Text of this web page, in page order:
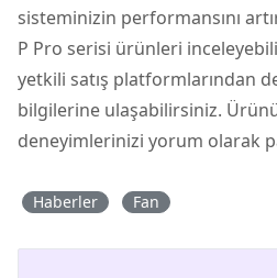
sisteminizin performansını
P Pro serisi ürünleri
yetkili satış platformlarından
bilgilerine ulaşabilirsiniz.
deneyimlerinizi yorum olarak
Haberler Fan